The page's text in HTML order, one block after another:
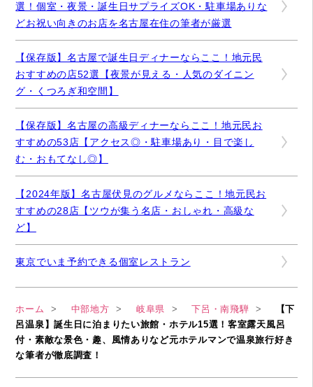
選！個室・夜景・誕生日サプライズOK・駐車場ありな
どお祝い向きのお店を名古屋在住の筆者が厳選
【保存版】名古屋で誕生日ディナーならここ！地元民
おすすめの店52選【夜景が見える・人気のダイニン
グ・くつろぎ和空間】
【保存版】名古屋の高級ディナーならここ！地元民お
すすめの53店【アクセス◎・駐車場あり・目で楽し
む・おもてなし◎】
【2024年版】名古屋伏見のグルメならここ！地元民お
すすめの28店【ツウが集う名店・おしゃれ・高級な
ど】
東京でいま予約できる個室レストラン
ホーム 中部地方 岐阜県 下呂・南飛騨
【下
呂温泉】誕生日に泊まりたい旅館・ホテル15選！客室露天風呂
付・素敵な景色・趣、風情ありなど元ホテルマンで温泉旅行好き
な筆者が徹底調査！